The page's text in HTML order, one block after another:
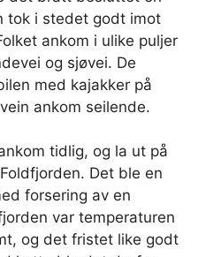
tok i stedet godt imot
ankom i ulike puljer
og sjøvei. De
med kajakker på
ankom seilende.
tidlig, og la ut på
Det ble en
forsering av en
var temperaturen
og det fristet like godt